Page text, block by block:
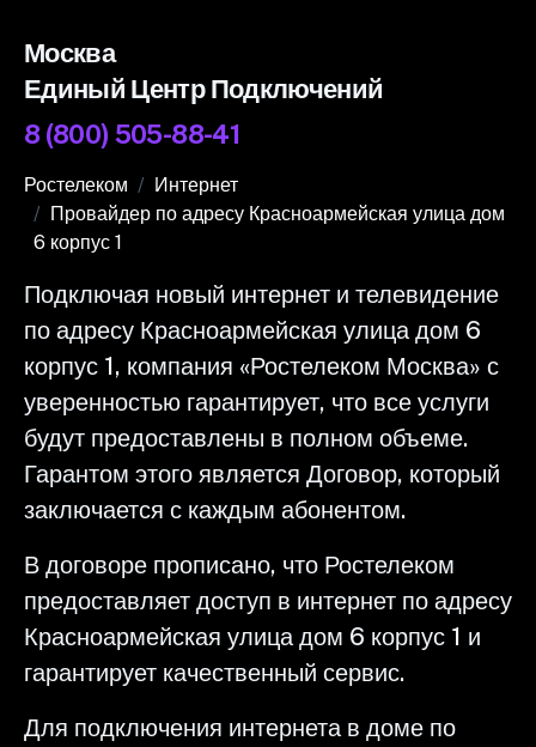
Москва
Единый Центр Подключений
8 (800) 505-88-41
Ростелеком
Интернет
Провайдер по адресу Красноармейская улица дом
6 корпус 1
Подключая новый интернет и телевидение
по адресу Красноармейская улица дом 6
корпус 1, компания «Ростелеком Москва» с
уверенностью гарантирует, что все услуги
будут предоставлены в полном объеме.
Гарантом этого является Договор, который
заключается с каждым абонентом.
В договоре прописано, что Ростелеком
предоставляет доступ в интернет по адресу
Красноармейская улица дом 6 корпус 1 и
гарантирует качественный сервис.
Для подключения интернета в доме по